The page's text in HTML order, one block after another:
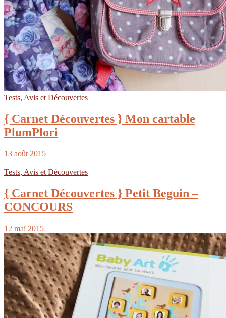
Tests, Avis et Découvertes
{ Carnet Découvertes } Mon cartable
PlumPlori
13 août 2015
Tests, Avis et Découvertes
{ Carnet Découvertes } Petit Beguin –
CONCOURS
12 mai 2015